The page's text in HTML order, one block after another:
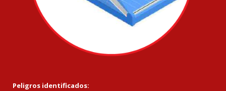
Peligros identificados: